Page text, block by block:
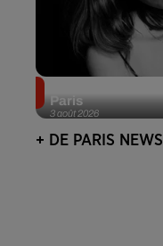
3 août 2026
Paris
+ DE PARIS NEWS